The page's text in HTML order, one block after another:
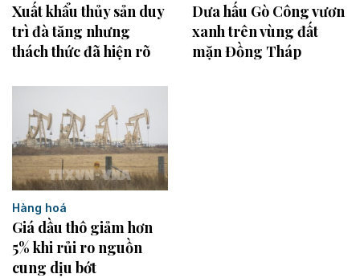
Xuất khẩu thủy sản duy
trì đà tăng nhưng
thách thức đã hiện rõ
Dưa hấu Gò Công vươn
xanh trên vùng đất
mặn Đồng Tháp
Hàng hoá
Giá dầu thô giảm hơn
5% khi rủi ro nguồn
cung dịu bớt